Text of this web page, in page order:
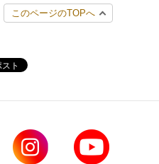
このページのTOPへ